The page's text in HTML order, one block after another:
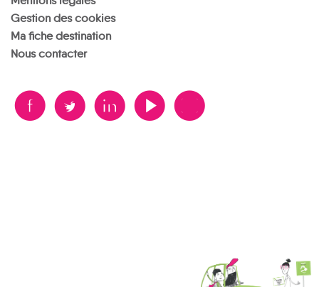
Gestion des cookies
Ma fiche destination
Nous contacter
B A D F V